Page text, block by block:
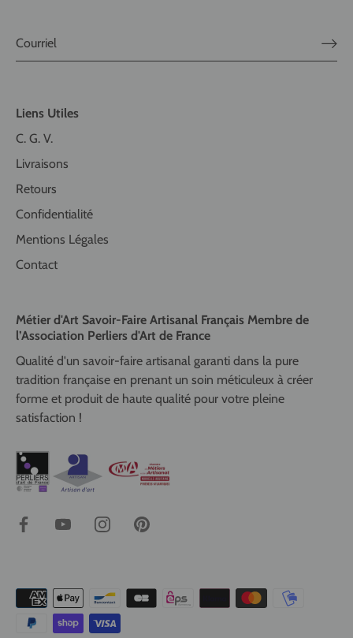
Liens Utiles
C. G. V.
Livraisons
Retours
Confidentialité
Mentions Légales
Contact
Métier d'Art Savoir-Faire Artisanal Français Membre de
l’Association Perliers d'Art de France
Qualité d'un savoir-faire artisanal garanti dans la pure
tradition française en prenant un soin méticuleux à créer
forme et produit de haute qualité pour votre pleine
satisfaction !